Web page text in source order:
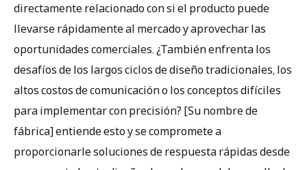
directamente relacionado con si el producto puede
llevarse rápidamente al mercado y aprovechar las
oportunidades comerciales. ¿También enfrenta los
desafíos de los largos ciclos de diseño tradicionales, los
altos costos de comunicación o los conceptos difíciles
para implementar con precisión? [Su nombre de
fábrica] entiende esto y se compromete a
proporcionarle soluciones de respuesta rápidas desde